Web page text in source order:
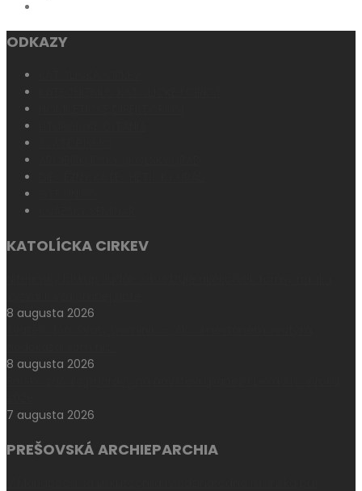
ODKAZY
KATOLÍCKA CIRKEV
8 augusta 2026
8 augusta 2026
7 augusta 2026
PREŠOVSKÁ ARCHIEPARCHIA